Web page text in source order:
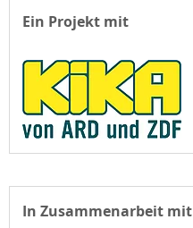
Ein Projekt mit
In Zusammenarbeit mit